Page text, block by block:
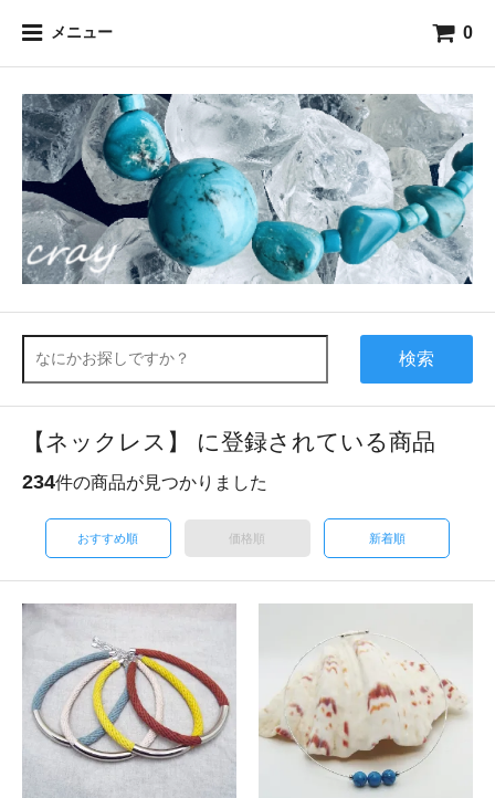
メニュー 0
検索
【ネックレス】 に登録されている商品
234件の商品が見つかりました
おすすめ順 価格順 新着順